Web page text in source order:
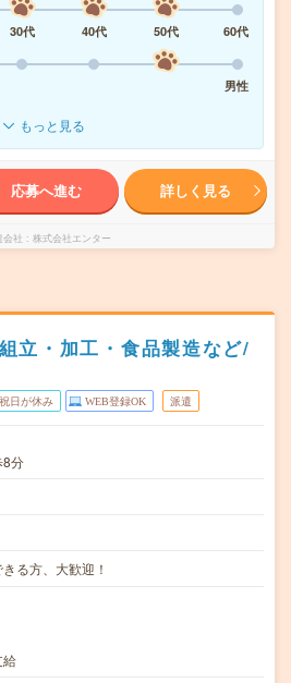
30代 40代 50代
60代
男性
もっと見る
応募へ進む 詳しく見る
社 株式会社エンター
立・加工・食品製造など/
日が休み WEB登録OK 派遣
8分
る方、大歓迎！
給